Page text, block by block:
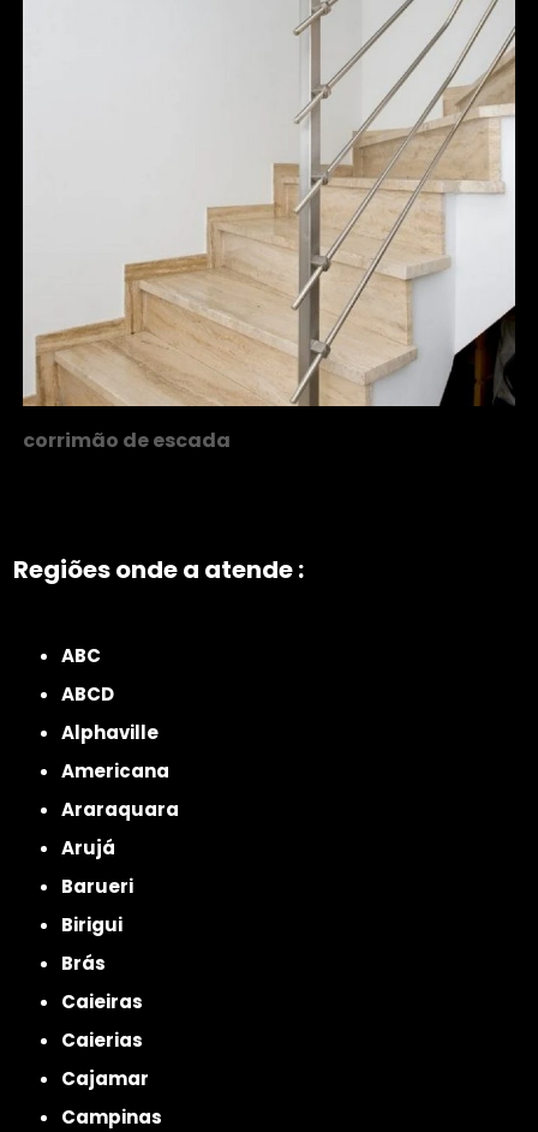
corrimão de escada
Regiões onde a atende :
ABC
ABCD
Alphaville
Americana
Araraquara
Arujá
Barueri
Birigui
Brás
Caieiras
Caierias
Cajamar
Campinas